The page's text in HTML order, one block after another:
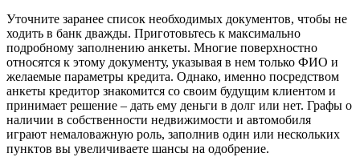
Уточните заранее список необходимых документов, чтобы не
ходить в банк дважды. Приготовьтесь к максимально
подробному заполнению анкеты. Многие поверхностно
относятся к этому документу, указывая в нем только ФИО и
желаемые параметры кредита. Однако, именно посредством
анкеты кредитор знакомится со своим будущим клиентом и
принимает решение – дать ему деньги в долг или нет. Графы о
наличии в собственности недвижимости и автомобиля
играют немаловажную роль, заполнив один или нескольких
пунктов вы увеличиваете шансы на одобрение.